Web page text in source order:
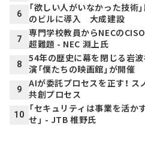
6
「欲しい人がいなかった技術
のビルに導入 大成建設
7
専門学校教員からNECの
超難題 - NEC 淵上氏
8
54年の歴史に幕を閉じる岩
演「僕たちの映画館」が開催
9
AIが委託プロセスを正す！
共創プロセス
10
「セキュリティは事業を活か
せ」 - JTB 椎野氏